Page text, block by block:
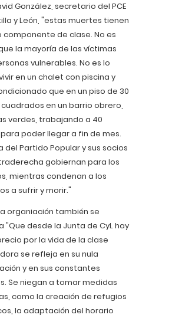
González, secretario del PCE
y León, "estas muertes tienen
componente de clase. No es
la mayoría de las víctimas
vulnerables. No es lo
en un chalet con piscina y
que en un piso de 30
en un barrio obrero,
verdes, trabajando a 40
poder llegar a fin de mes.
del Partido Popular y sus socios
gobiernan para los
mientras condenan a los
a sufrir y morir."
organiación también se
"Que desde la Junta de CyL hay
por la vida de la clase
se refleja en su nula
y en sus constantes
Se niegan a tomar medidas
como la creación de refugios
la adaptación del horario